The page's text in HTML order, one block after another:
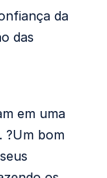
da
das
em uma
?Um bom